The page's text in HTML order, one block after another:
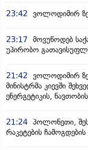
23:42 ვოლოდიმირ
23:17 მოვუწოდებ
უპირობო
21:42
ვოლოდიმირ
მინისტრმა კიევში
ენერგეტიკის,
21:24 პოლონეთი,
რაკეტების